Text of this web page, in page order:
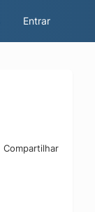
Entrar
Compartilhar